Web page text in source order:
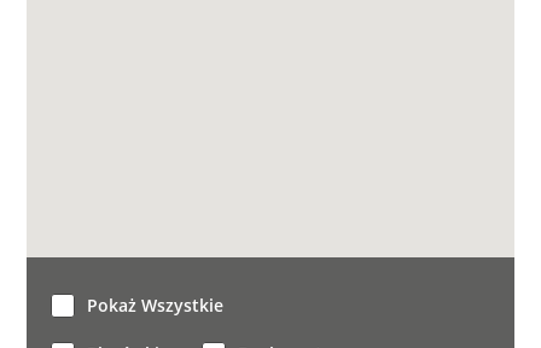
Pokaż Wszystkie